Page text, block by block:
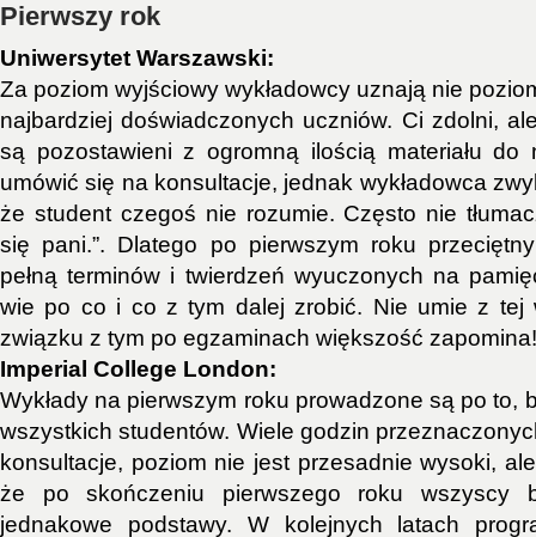
Pierwszy rok
Uniwersytet Warszawski:
Za poziom wyjściowy wykładowcy uznają nie
najbardziej doświadczonych uczniów. Ci zdolni,
są pozostawieni z ogromną ilością materiału do
umówić się na konsultacje, jednak wykładowca
że student czegoś nie rozumie. Często nie
się pani.”. Dlatego po pierwszym roku
pełną terminów i twierdzeń wyuczonych na
wie po co i co z tym dalej zrobić. Nie umie z tej
związku z tym po egzaminach większość zapomina!
Imperial College London:
Wykłady na pierwszym roku prowadzone są po to,
wszystkich studentów. Wiele godzin
konsultacje, poziom nie jest przesadnie wysoki,
że po skończeniu pierwszego roku wszyscy
jednakowe podstawy. W kolejnych latach